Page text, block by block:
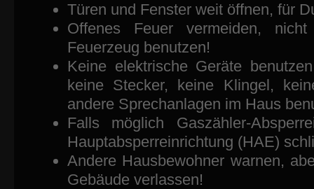
Türen und Fenster weit öffnen, für
Offenes Feuer vermeiden,
Feuerzeug benutzen!
Keine elektrische Geräte
keine Stecker, keine Klingel,
andere Sprechanlagen im Haus
Falls möglich Gaszähler-
Hauptabsperreinrichtung (HAE)
Andere Hausbewohner warnen,
Gebäude verlassen!